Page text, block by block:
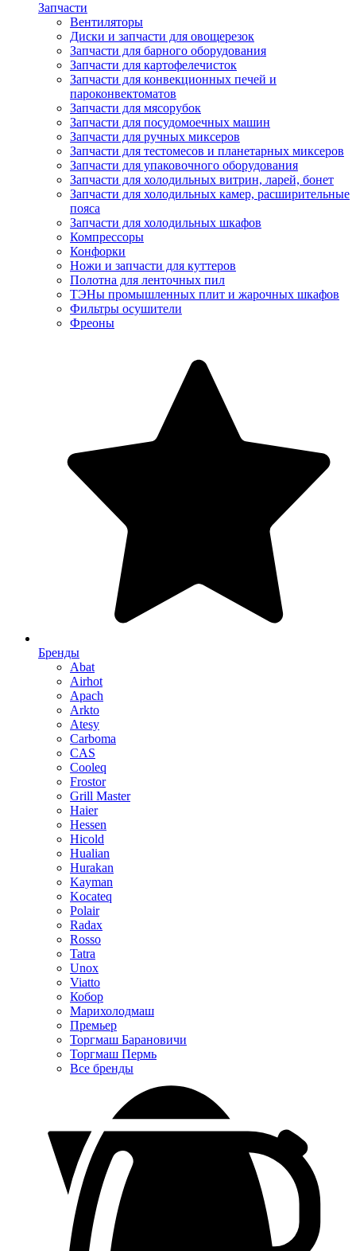
Запчасти
Вентиляторы
Диски и запчасти для овощерезок
Запчасти для барного оборудования
Запчасти для картофелечисток
Запчасти для конвекционных печей и
пароконвектоматов
Запчасти для мясорубок
Запчасти для посудомоечных машин
Запчасти для ручных миксеров
Запчасти для тестомесов и планетарных миксеров
Запчасти для упаковочного оборудования
Запчасти для холодильных витрин, ларей, бонет
Запчасти для холодильных камер, расширительные
пояса
Запчасти для холодильных шкафов
Компрессоры
Конфорки
Ножи и запчасти для куттеров
Полотна для ленточных пил
ТЭНы промышленных плит и жарочных шкафов
Фильтры осушители
Фреоны
Бренды
Abat
Airhot
Apach
Arkto
Atesy
Carboma
CAS
Cooleq
Frostor
Grill Master
Haier
Hessen
Hicold
Hualian
Hurakan
Kayman
Kocateq
Polair
Radax
Rosso
Tatra
Unox
Viatto
Кобор
Марихолодмаш
Премьер
Торгмаш Барановичи
Торгмаш Пермь
Все бренды